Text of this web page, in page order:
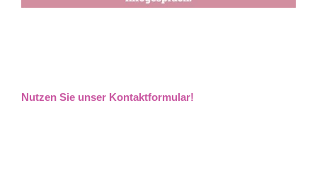
Nutzen Sie unser Kontaktformular!